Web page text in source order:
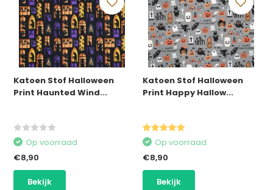
Katoen Stof Halloween
Print Haunted Wind...
Op voorraad
€8,90
Bekijk
Katoen Stof Halloween
Print Happy Hallow...
Op voorraad
€8,90
Bekijk